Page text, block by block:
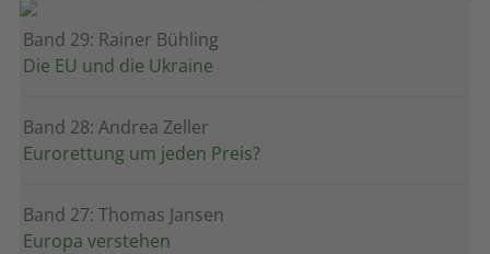
Band 29: Rainer Bühling
Die EU und die Ukraine
Band 28: Andrea Zeller
Eurorettung um jeden Preis?
Band 27: Thomas Jansen
Europa verstehen